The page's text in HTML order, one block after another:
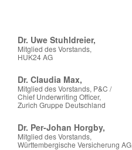
Dr. Uwe Stuhldreier,
Mitglied des Vorstands,
HUK24 AG
Dr. Claudia Max,
Mitglied des Vorstands, P&C /
Chief Underwriting Officer,
Zurich Gruppe Deutschland
Dr. Per-Johan Horgby,
Mitglied des Vorstands,
Württembergische Versicherung AG